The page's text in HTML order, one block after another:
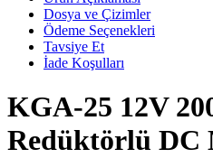
Dosya ve Çizimler
Ödeme Seçenekleri
Tavsiye Et
İade Koşulları
KGA-25 12V
Redüktörlü DC